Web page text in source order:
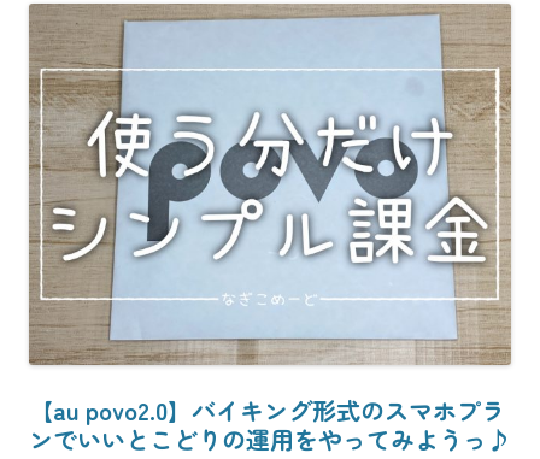
【au povo2.0】バイキング形式のスマホプラ
ンでいいとこどりの運用をやってみようっ♪